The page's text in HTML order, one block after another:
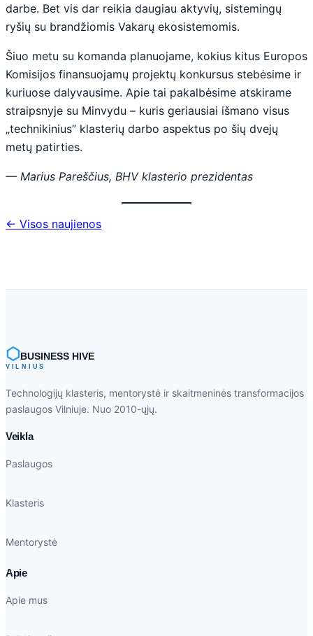
darbe. Bet vis dar reikia daugiau aktyvių, sistemingų
ryšių su brandžiomis Vakarų ekosistemomis.
Šiuo metu su komanda planuojame, kokius kitus Europos
Komisijos finansuojamų projektų konkursus stebėsime ir
kuriuose dalyvausime. Apie tai pakalbėsime atskirame
straipsnyje su Minvydu – kuris geriausiai išmano visus
„technikinius” klasterių darbo aspektus po šių dvejų
metų patirties.
— Marius Pareščius, BHV klasterio prezidentas
← Visos naujienos
⬡BUSINESS HIVE
VILNIUS
Technologijų klasteris, mentorystė ir skaitmeninės transformacijos
paslaugos Vilniuje. Nuo 2010-ųjų.
Veikla
Paslaugos
Klasteris
Mentorystė
Apie
Apie mus